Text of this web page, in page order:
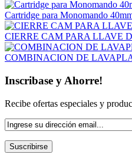
Cartridge para Monomando
CIERRE CAM PARA LLAVE
COMBINACION DE
Inscribase y Ahorre!
Recibe ofertas especiales y